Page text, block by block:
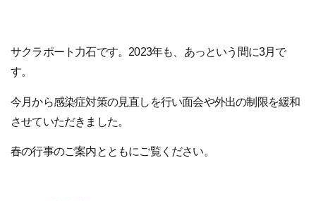
サクラポート力石です。2023年も、あっという間に3月で
す。
今月から感染症対策の見直しを行い面会や外出の制限を緩和
させていただきました。
春の行事のご案内とともにご覧ください。